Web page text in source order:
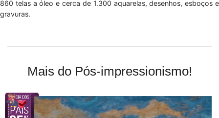
860 telas a óleo e cerca de 1.300 aquarelas, desenhos, esboços e
gravuras.
Mais do Pós-impressionismo!